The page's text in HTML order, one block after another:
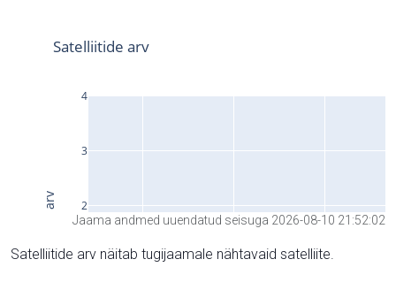
Jaama andmed uuendatud seisuga 2026-08-10 21:52:02
Satelliitide arv näitab tugijaamale nähtavaid satelliite.